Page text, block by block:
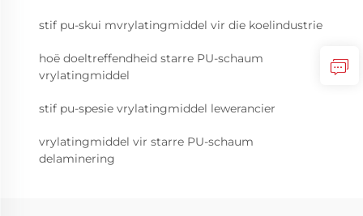
stif pu-skui mvrylatingmiddel vir die koelindustrie
hoë doeltreffendheid starre PU-schaum
vrylatingmiddel
stif pu-spesie vrylatingmiddel lewerancier
vrylatingmiddel vir starre PU-schaum
delaminering